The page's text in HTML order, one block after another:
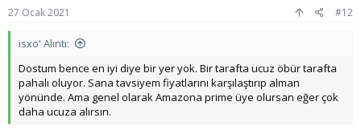
:
27 Ocak 2021 #12
isxo' Alıntı:
Dostum bence en iyi diye bir yer yok. Bir tarafta ucuz öbür tarafta
pahalı oluyor. Sana tavsiyem fiyatlarını karşılaştırıp alman
yönünde. Ama genel olarak Amazona prime üye olursan eğer çok
daha ucuza alırsın.